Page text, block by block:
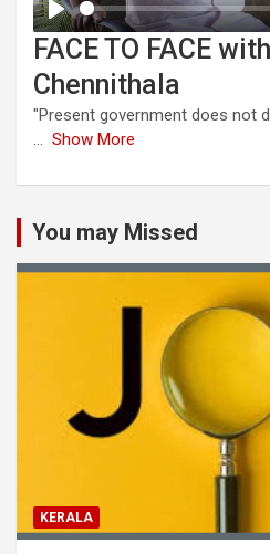
FACE TO FACE
Chennithala
"Present government does not
... Show More
You may Missed
KERALA